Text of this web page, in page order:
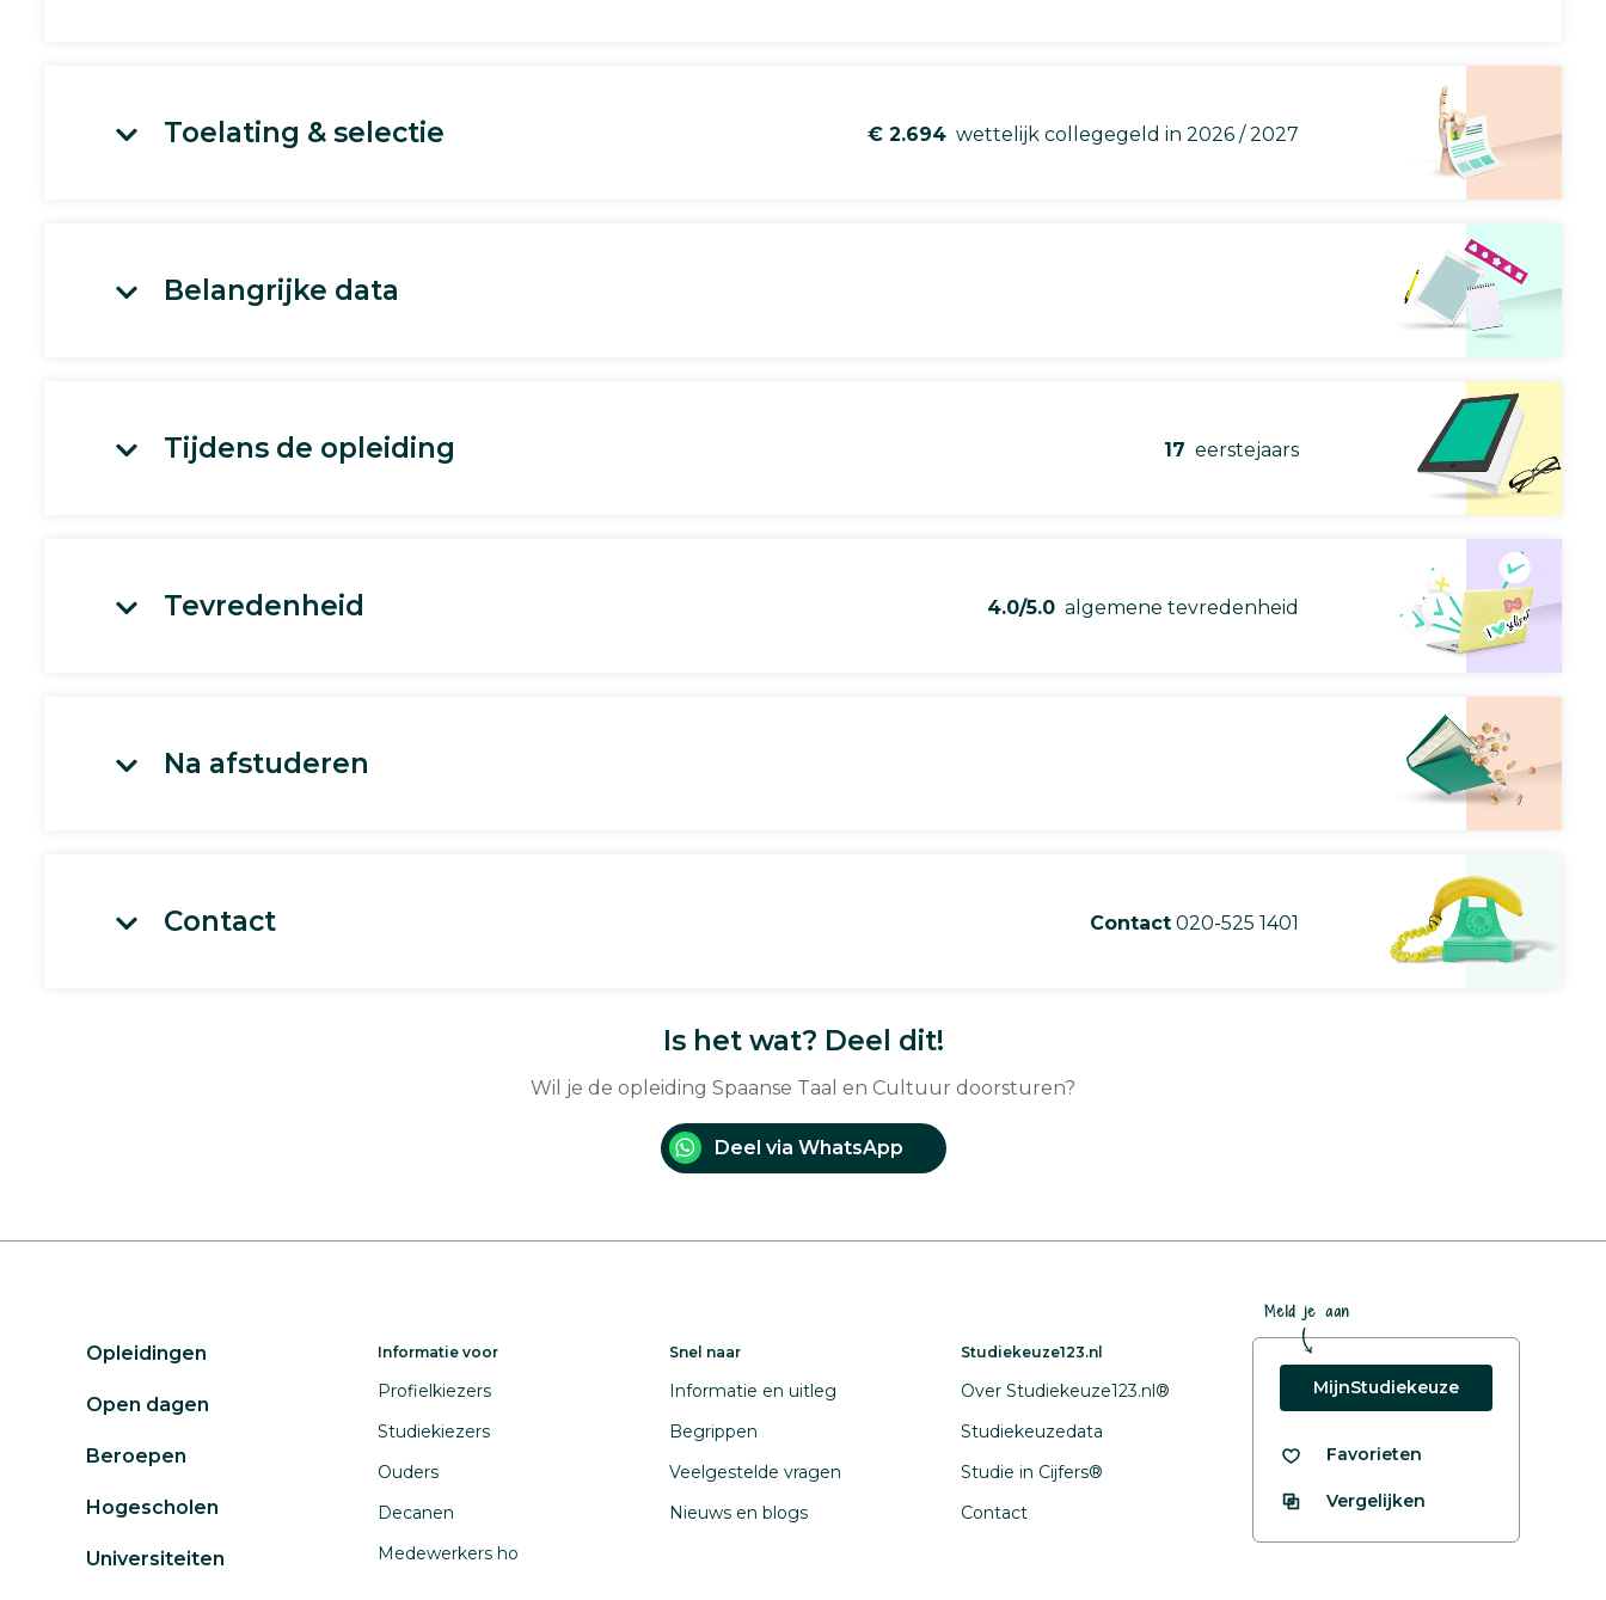
Toelating & selectie € 2.694 wettelijk collegegeld in 2026 / 2027
Belangrijke data
Tijdens de opleiding 17 eerstejaars
Tevredenheid 4.0/5.0 algemene tevredenheid
Na afstuderen
Contact Contact 020-525 1401
Is het wat? Deel dit!
Wil je de opleiding Spaanse Taal en Cultuur doorsturen?
Deel via WhatsApp
Opleidingen
Open dagen
Beroepen
Hogescholen
Universiteiten
Informatie voor
Profielkiezers
Studiekiezers
Ouders
Decanen
Medewerkers ho
Snel naar
Informatie en uitleg
Begrippen
Veelgestelde vragen
Nieuws en blogs
Studiekeuze123.nl
Over Studiekeuze123.nl®
Studiekeuzedata
Studie in Cijfers®
Contact
Meld je aan
MijnStudiekeuze
Favorieten
Vergelijken